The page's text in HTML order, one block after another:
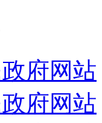
府网站
府网站